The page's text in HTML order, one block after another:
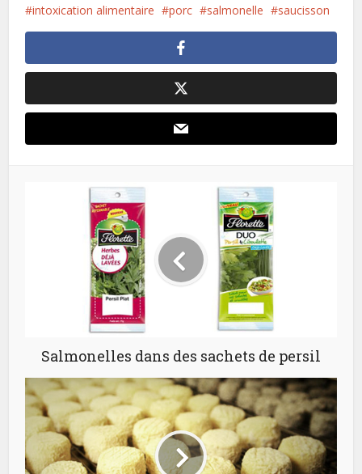
intoxication alimentaire porc salmonelle saucisson
Salmonelles dans des sachets de persil